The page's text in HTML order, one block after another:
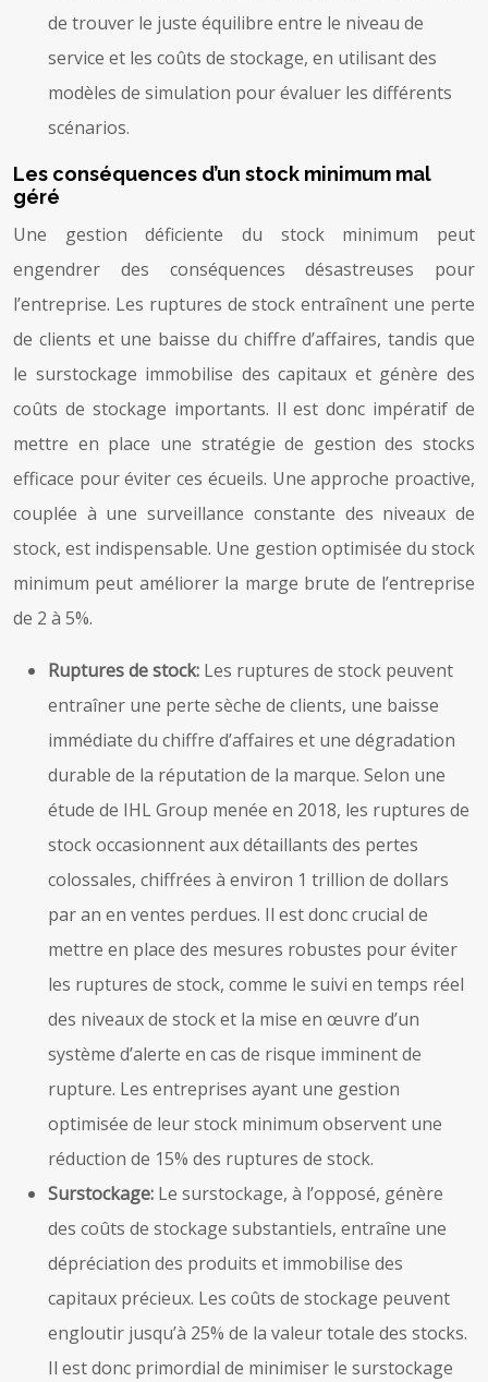
de trouver le juste équilibre entre le niveau de
service et les coûts de stockage, en utilisant des
modèles de simulation pour évaluer les différents
scénarios.
Les conséquences d’un stock minimum mal
géré
Une gestion déficiente du stock minimum peut
engendrer des conséquences désastreuses pour
l’entreprise. Les ruptures de stock entraînent une perte
de clients et une baisse du chiffre d’affaires, tandis que
le surstockage immobilise des capitaux et génère des
coûts de stockage importants. Il est donc impératif de
mettre en place une stratégie de gestion des stocks
efficace pour éviter ces écueils. Une approche proactive,
couplée à une surveillance constante des niveaux de
stock, est indispensable. Une gestion optimisée du stock
minimum peut améliorer la marge brute de l’entreprise
de 2 à 5%.
Ruptures de stock: Les ruptures de stock peuvent
entraîner une perte sèche de clients, une baisse
immédiate du chiffre d’affaires et une dégradation
durable de la réputation de la marque. Selon une
étude de IHL Group menée en 2018, les ruptures de
stock occasionnent aux détaillants des pertes
colossales, chiffrées à environ 1 trillion de dollars
par an en ventes perdues. Il est donc crucial de
mettre en place des mesures robustes pour éviter
les ruptures de stock, comme le suivi en temps réel
des niveaux de stock et la mise en œuvre d’un
système d’alerte en cas de risque imminent de
rupture. Les entreprises ayant une gestion
optimisée de leur stock minimum observent une
réduction de 15% des ruptures de stock.
Surstockage: Le surstockage, à l’opposé, génère
des coûts de stockage substantiels, entraîne une
dépréciation des produits et immobilise des
capitaux précieux. Les coûts de stockage peuvent
engloutir jusqu’à 25% de la valeur totale des stocks.
Il est donc primordial de minimiser le surstockage